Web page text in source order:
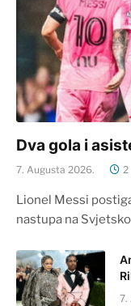
Dva gola i
7. Augusta 2026. 2
Lionel Messi
nastupa na
7.